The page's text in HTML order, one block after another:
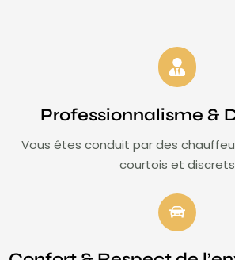
Professionnalisme &
Vous êtes conduit par des
courtois et discrets